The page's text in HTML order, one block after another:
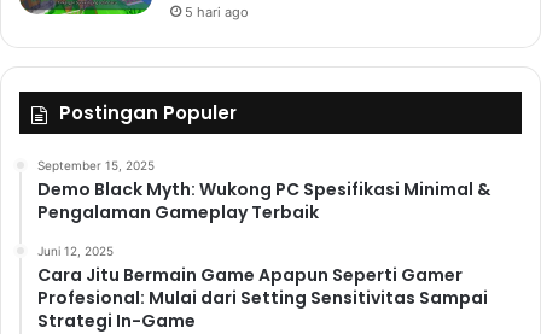
5 hari ago
Postingan Populer
September 15, 2025
Demo Black Myth: Wukong PC Spesifikasi Minimal &
Pengalaman Gameplay Terbaik
Juni 12, 2025
Cara Jitu Bermain Game Apapun Seperti Gamer
Profesional: Mulai dari Setting Sensitivitas Sampai
Strategi In-Game